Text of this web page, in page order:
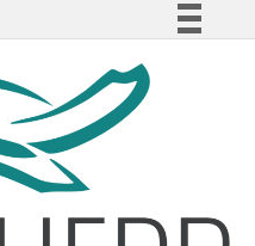
Comunica BR
Participe
Acesso à informação